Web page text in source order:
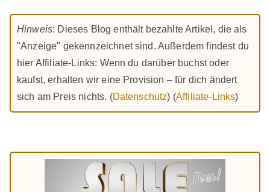
Hinweis: Dieses Blog enthält bezahlte Artikel, die als
"Anzeige" gekennzeichnet sind. Außerdem findest du
hier Affiliate-Links: Wenn du darüber buchst oder
kaufst, erhalten wir eine Provision – für dich ändert
sich am Preis nichts. (Datenschutz) (Affiliate-Links)